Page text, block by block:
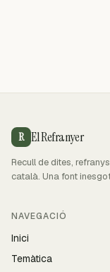
R El Refranyer
Recull de dites,
català. Una font
NAVEGACIÓ
Inici
Temàtica